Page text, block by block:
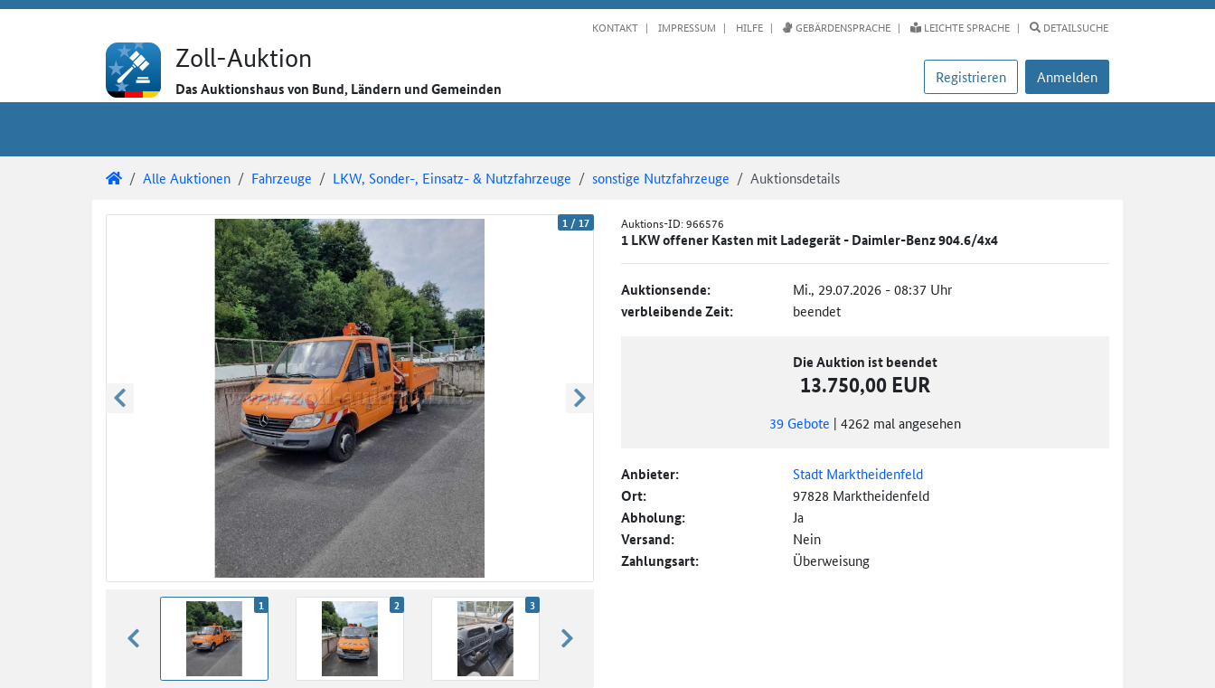
KONTAKT IMPRESSUM HILFE GEBÄRDENSPRACHE LEICHTE SPRACHE DETAILSUCHE
Zoll-Auktion
Das Auktionshaus von Bund, Ländern und Gemeinden
Registrieren Anmelden
Zoll-Auktion
Alle Auktionen Fahrzeuge LKW, Sonder-, Einsatz- & Nutzfahrzeuge sonstige Nutzfahrzeuge Auktionsdetails
Auktionsdetails
Auktionsüberblick 1 /17
zurück blättern weiter blättern
zurück blättern
1 2 3
weiter blättern
Auktions-ID:966576
1 LKW offener Kasten mit Ladegerät - Daimler-Benz 904.6/4x4
Auktionsende: Mi., 29.07.2026 - 08:37 Uhr
verbleibende Zeit: beendet
Die Auktion ist beendet
13.750,00 EUR
39 Gebote | 4262 mal angesehen
Anbieter: Stadt Marktheidenfeld
Ort: 97828 Marktheidenfeld
Abholung: Ja
Versand: Nein
Zahlungsart: Überweisung